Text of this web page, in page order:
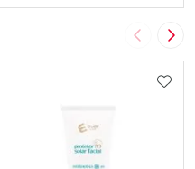
Imagem
AOS FAVORITOS